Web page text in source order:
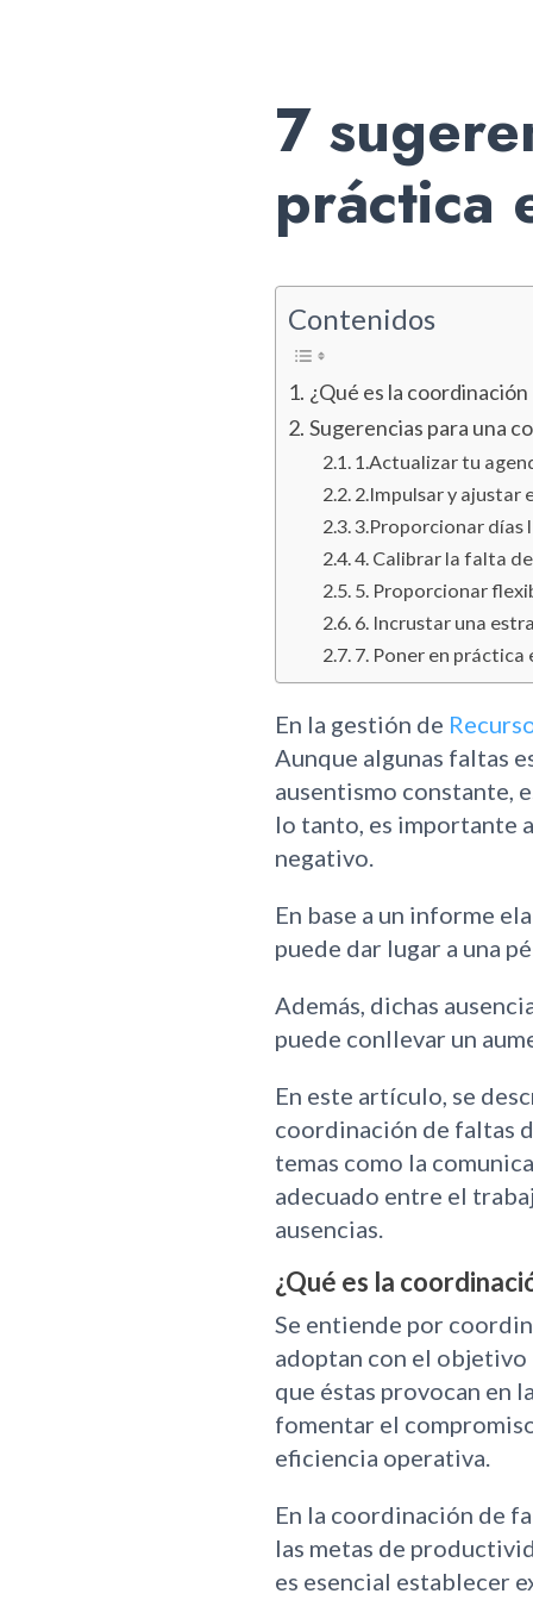
7
práctica
Contenidos
¿Qué es la
Sugerencias para una
1.Actualizar tu
2.Impulsar y ajustar
3.Proporcionar días
4. Calibrar la falta
5. Proporcionar
6. Incrustar una
7. Poner en
En la gestión de
Aunque algunas faltas
ausentismo constante,
lo tanto, es importante
negativo.
En base a un informe
puede dar lugar a una
Además, dichas
puede conllevar un
En este artículo, se
coordinación de faltas
temas como la
adecuado entre el
ausencias.
¿Qué es la
Se entiende por
adoptan con el
que éstas provocan en
fomentar el
eficiencia operativa.
En la coordinación de
las metas de
es esencial establecer